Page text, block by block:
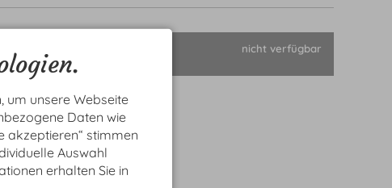
Zimmer 29m² für
1 Bis 3 Personen
nicht verfügbar
um unsere Webseite
Daten wie
akzeptieren“ stimmen
Auswahl
erhalten Sie in